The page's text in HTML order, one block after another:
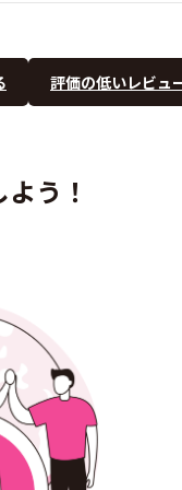
評価の低いレビュ
う！